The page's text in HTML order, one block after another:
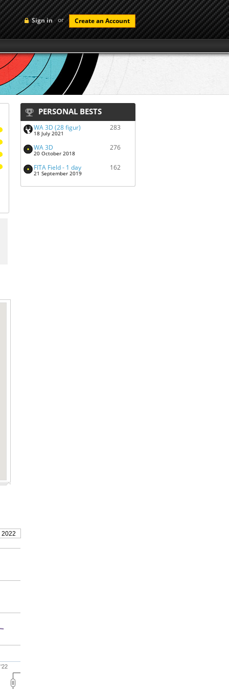
Sign in or Create an Account
2022
PERSONAL BESTS
WA 3D (28 figur)
18 July 2021
283
WA 3D
20 October 2018
276
FITA Field - 1 day
21 September 2019
162